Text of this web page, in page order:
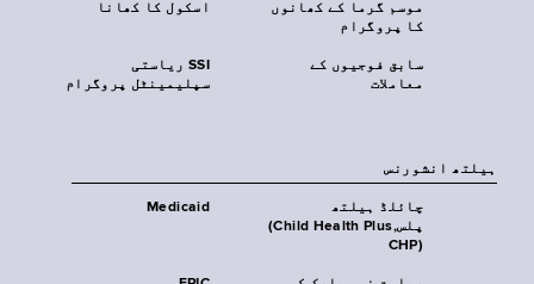
اسکول کا کھانا
موسم گرما کے کھانوں
کا پروگرام
SSI ریاستی
سپلیمینٹل پروگرام
سابق فوجیوں کے
معاملات
‏ہیلتھ انشورنس
Medicaid
چائلڈ ہیلتھ
پلس‎(Child Health Plus,
CHP)‎